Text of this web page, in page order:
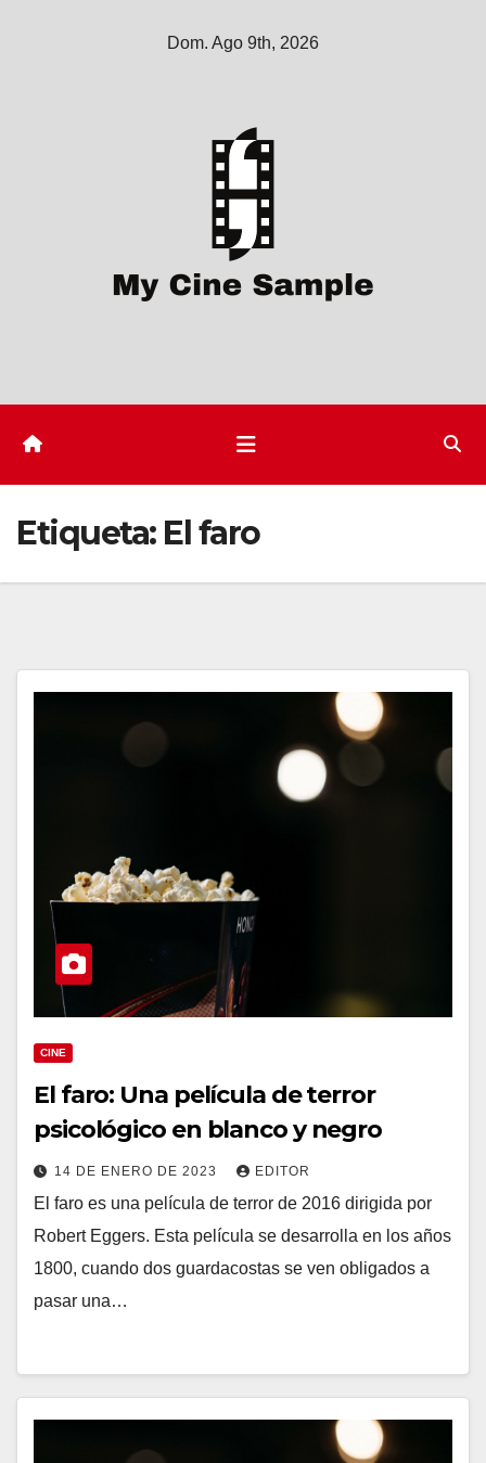
Dom. Ago 9th, 2026
Etiqueta: El faro
CINE
El faro: Una película de terror
psicológico en blanco y negro
14 DE ENERO DE 2023 EDITOR
El faro es una película de terror de 2016 dirigida por
Robert Eggers. Esta película se desarrolla en los años
1800, cuando dos guardacostas se ven obligados a
pasar una…